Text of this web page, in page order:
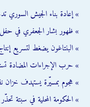
» إعادة بناء الجيش السوري
» ظهور بشار الجعفري في حفل
» البنتاغون يضغط لتسريع
» حرب الإجراءات المضادة
» هجوم بمسيّرة يستهدف خزان
» الحكومة المحلية في سبتة